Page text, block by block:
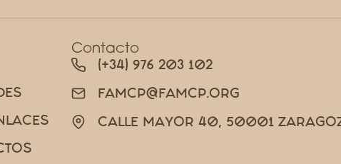
Contacto
(+34) 976 203 102
FAMCP@FAMCP.ORG
CALLE MAYOR 40, 50001